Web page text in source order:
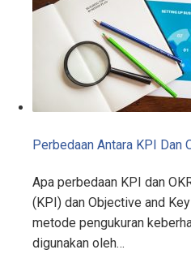
Perbedaan Antara KPI Dan
Apa perbedaan KPI dan
(KPI) dan Objective and
metode pengukuran
digunakan oleh…